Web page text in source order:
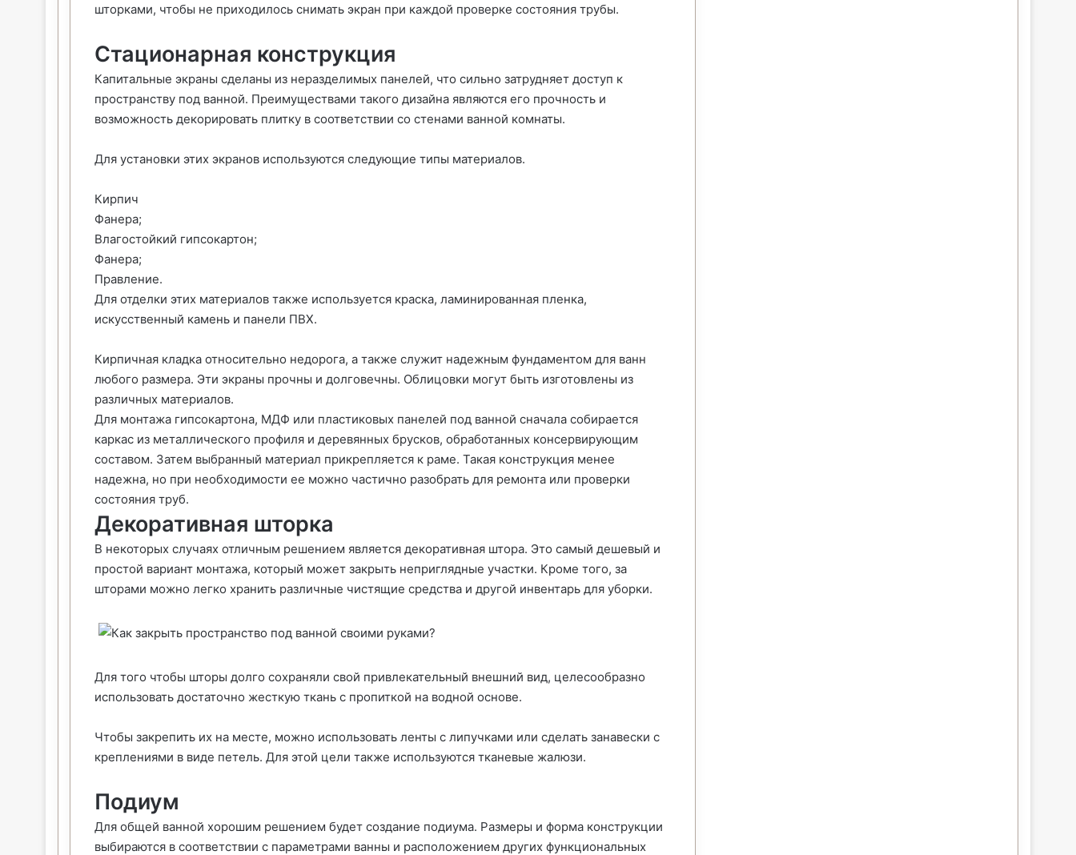
шторками, чтобы не приходилось снимать экран при каждой проверке состояния трубы.
Стационарная конструкция
Капитальные экраны сделаны из неразделимых панелей, что сильно затрудняет доступ к
пространству под ванной. Преимуществами такого дизайна являются его прочность и
возможность декорировать плитку в соответствии со стенами ванной комнаты.
Для установки этих экранов используются следующие типы материалов.
Кирпич
Фанера;
Влагостойкий гипсокартон;
Фанера;
Правление.
Для отделки этих материалов также используется краска, ламинированная пленка,
искусственный камень и панели ПВХ.
Кирпичная кладка относительно недорога, а также служит надежным фундаментом для ванн
любого размера. Эти экраны прочны и долговечны. Облицовки могут быть изготовлены из
различных материалов.
Для монтажа гипсокартона, МДФ или пластиковых панелей под ванной сначала собирается
каркас из металлического профиля и деревянных брусков, обработанных консервирующим
составом. Затем выбранный материал прикрепляется к раме. Такая конструкция менее
надежна, но при необходимости ее можно частично разобрать для ремонта или проверки
состояния труб.
Декоративная шторка
В некоторых случаях отличным решением является декоративная штора. Это самый дешевый и
простой вариант монтажа, который может закрыть неприглядные участки. Кроме того, за
шторами можно легко хранить различные чистящие средства и другой инвентарь для уборки.
Для того чтобы шторы долго сохраняли свой привлекательный внешний вид, целесообразно
использовать достаточно жесткую ткань с пропиткой на водной основе.
Чтобы закрепить их на месте, можно использовать ленты с липучками или сделать занавески с
креплениями в виде петель. Для этой цели также используются тканевые жалюзи.
Подиум
Для общей ванной хорошим решением будет создание подиума. Размеры и форма конструкции
выбираются в соответствии с параметрами ванны и расположением других функциональных